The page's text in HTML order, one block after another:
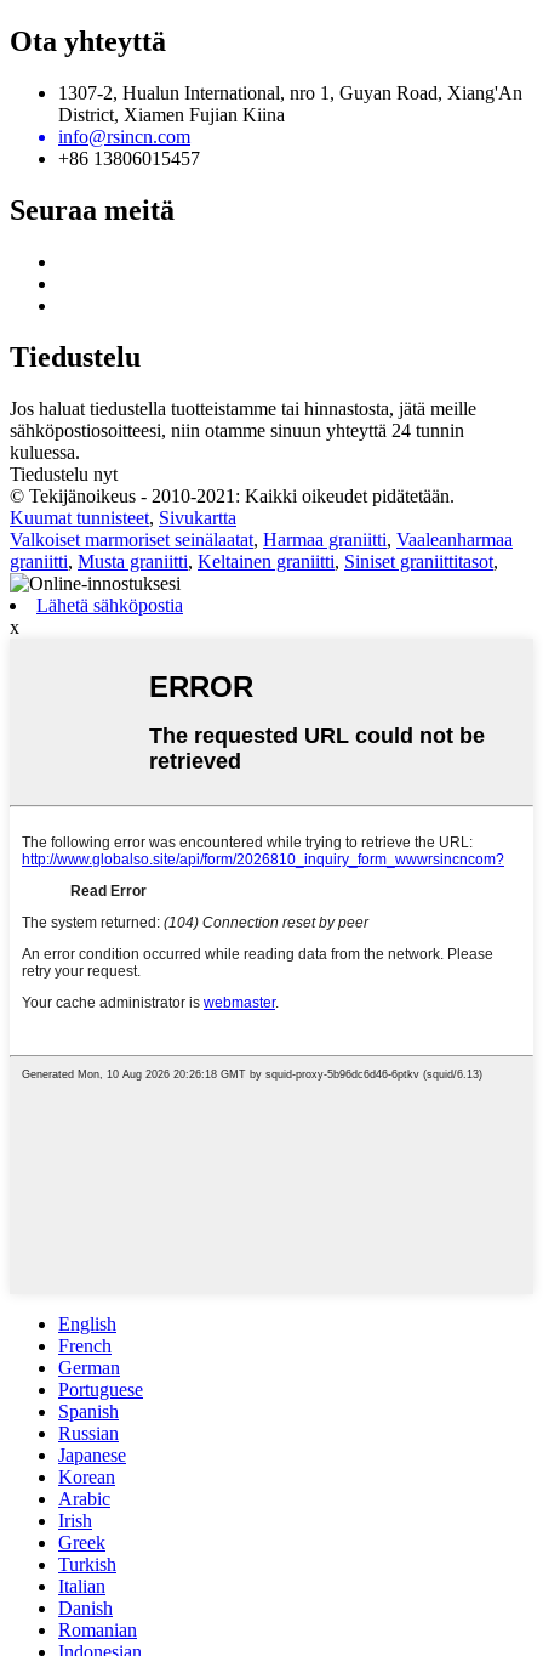
Ota yhteyttä
1307-2, Hualun International, nro 1, Guyan Road, Xiang'An
District, Xiamen Fujian Kiina
info@rsincn.com
+86 13806015457
Seuraa meitä
Tiedustelu
Jos haluat tiedustella tuotteistamme tai hinnastosta, jätä meille
sähköpostiosoitteesi, niin otamme sinuun yhteyttä 24 tunnin
kuluessa.
Tiedustelu nyt
© Tekijänoikeus - 2010-2021: Kaikki oikeudet pidätetään.
Kuumat tunnisteet, Sivukartta
Valkoiset marmoriset seinälaatat, Harmaa graniitti, Vaaleanharmaa
graniitti, Musta graniitti, Keltainen graniitti, Siniset graniittitasot,
Lähetä sähköpostia
x
English
French
German
Portuguese
Spanish
Russian
Japanese
Korean
Arabic
Irish
Greek
Turkish
Italian
Danish
Romanian
Indonesian